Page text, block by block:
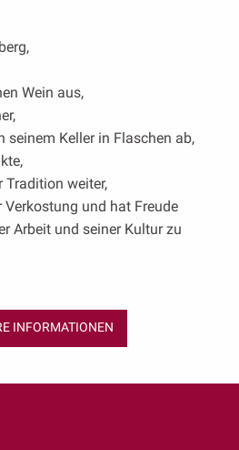
Wein aus,
Keller in Flaschen ab,
Tradition weiter,
und hat Freude
Arbeit und seiner Kultur zu
INFORMATIONEN